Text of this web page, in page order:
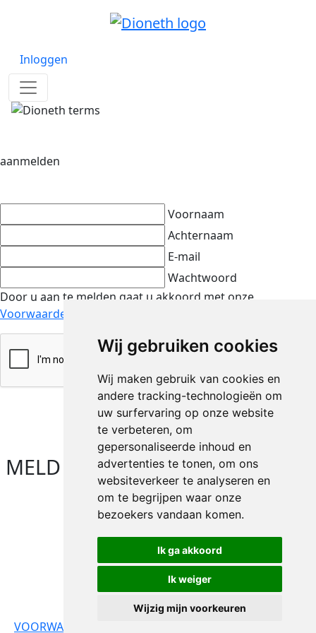
Wij gebruiken cookies
Wij maken gebruik van cookies en
andere tracking-technologieën om
uw surfervaring op onze website
te verbeteren, om
gepersonaliseerde inhoud en
advertenties te tonen, om ons
websiteverkeer te analyseren en
om te begrijpen waar onze
bezoekers vandaan komen.
Ik ga akkoord
Ik weiger
Wijzig mijn voorkeuren
Inloggen
aanmelden
Voornaam
Achternaam
E-mail
Wachtwoord
Door u aan te melden gaat u akkoord met onze
Voorwaarden
MELD U AAN MET
VOORWAARDEN